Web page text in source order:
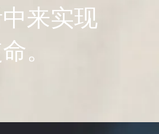
来实现
。